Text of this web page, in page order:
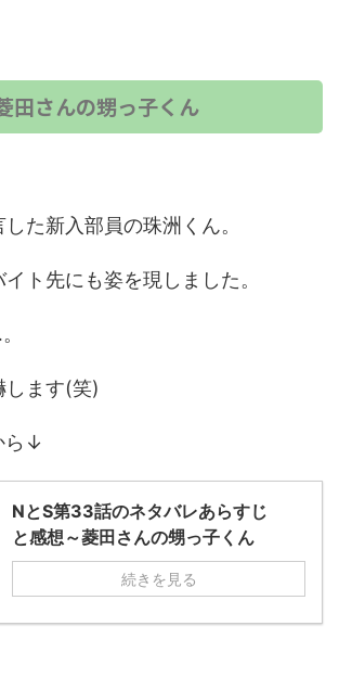
田さんの甥っ子くん
た新入部員の珠洲くん。
ト先にも姿を現しました。
します(笑)
ら↓
NとS第33話のネタバレあらすじ
と感想～菱田さんの甥っ子くん
続きを見る